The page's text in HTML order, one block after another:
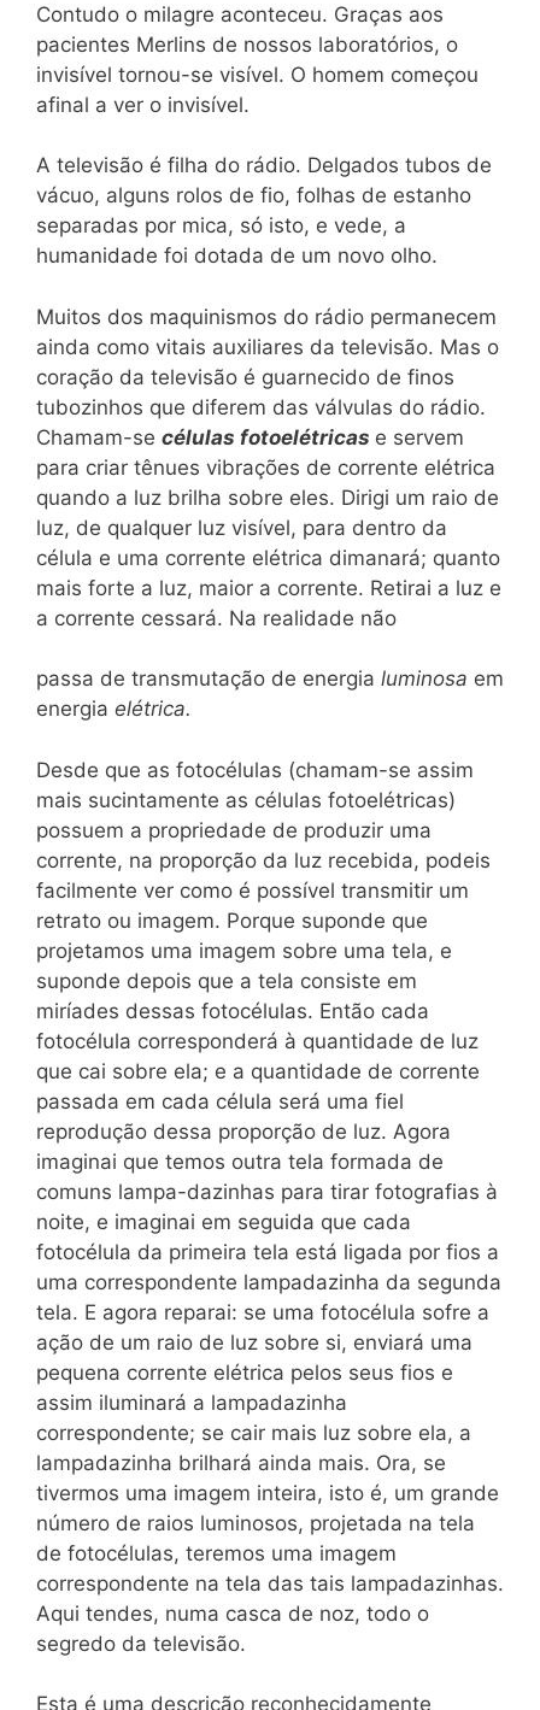
Contudo o milagre aconteceu. Graças aos
pacientes Merlins de nossos laboratórios, o
invisível tornou-se visível. O homem começou
afinal a ver o invisível.
A televisão é filha do rádio. Delgados tubos de
vácuo, alguns rolos de fio, folhas de estanho
separadas por mica, só isto, e vede, a
humanidade foi dotada de um novo olho.
Muitos dos maquinismos do rádio permanecem
ainda como vitais auxiliares da televisão. Mas o
coração da televisão é guarnecido de finos
tubozinhos que diferem das válvulas do rádio.
Chamam-se células fotoelétricas e servem
para criar tênues vibrações de corrente elétrica
quando a luz brilha sobre eles. Dirigi um raio de
luz, de qualquer luz visível, para dentro da
célula e uma corrente elétrica dimanará; quanto
mais forte a luz, maior a corrente. Retirai a luz e
a corrente cessará. Na realidade não
passa de transmutação de energia luminosa em
energia elétrica.
Desde que as fotocélulas (chamam-se assim
mais sucintamente as células fotoelétricas)
possuem a propriedade de produzir uma
corrente, na proporção da luz recebida, podeis
facilmente ver como é possível transmitir um
retrato ou imagem. Porque suponde que
projetamos uma imagem sobre uma tela, e
suponde depois que a tela consiste em
miríades dessas fotocélulas. Então cada
fotocélula corresponderá à quantidade de luz
que cai sobre ela; e a quantidade de corrente
passada em cada célula será uma fiel
reprodução dessa proporção de luz. Agora
imaginai que temos outra tela formada de
comuns lampa-dazinhas para tirar fotografias à
noite, e imaginai em seguida que cada
fotocélula da primeira tela está ligada por fios a
uma correspondente lampadazinha da segunda
tela. E agora reparai: se uma fotocélula sofre a
ação de um raio de luz sobre si, enviará uma
pequena corrente elétrica pelos seus fios e
assim iluminará a lampadazinha
correspondente; se cair mais luz sobre ela, a
lampadazinha brilhará ainda mais. Ora, se
tivermos uma imagem inteira, isto é, um grande
número de raios luminosos, projetada na tela
de fotocélulas, teremos uma imagem
correspondente na tela das tais lampadazinhas.
Aqui tendes, numa casca de noz, todo o
segredo da televisão.
Esta é uma descrição reconhecidamente